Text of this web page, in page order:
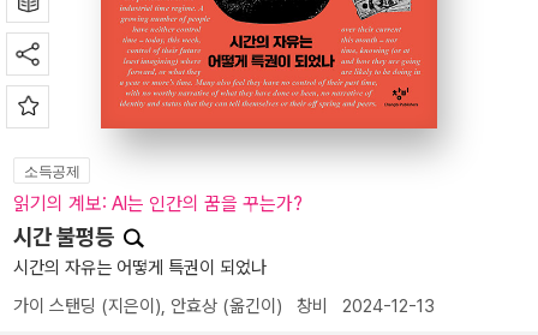
소득공제
읽기의 계보: AI는 인간의 꿈을 꾸는가?
시간 불평등
시간의 자유는 어떻게 특권이 되었나
가이 스탠딩 (지은이), 안효상 (옮긴이) 창비 2024-12-13